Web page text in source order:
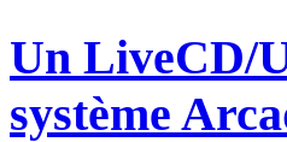
Un LiveCD/
système